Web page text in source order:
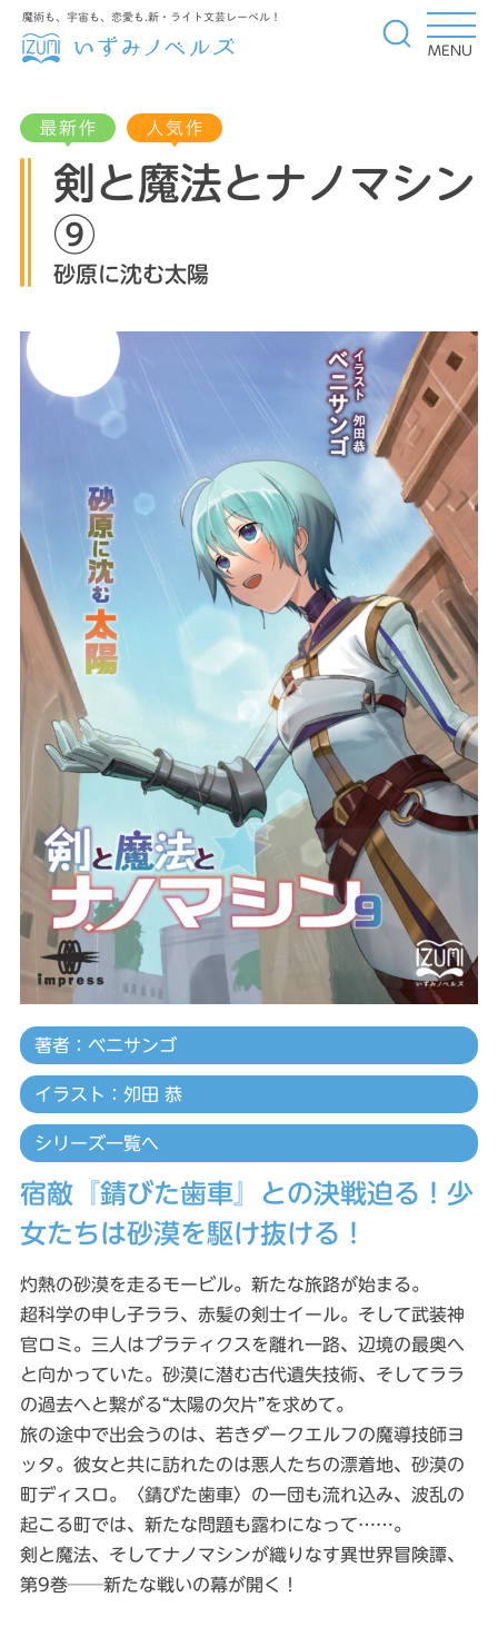
MENU
魔術も、宇宙も、恋愛も.新・ライト文芸レーベル！
剣と魔法とナノマシン
⑨
砂原に沈む太陽
宿敵『錆びた歯車』との決戦迫る！少
女たちは砂漠を駆け抜ける！
灼熱の砂漠を走るモービル。新たな旅路が始まる。
超科学の申し子ララ、赤髪の剣士イール。そして武装神
官ロミ。三人はプラティクスを離れ一路、辺境の最奥へ
と向かっていた。砂漠に潜む古代遺失技術、そしてララ
の過去へと繋がる“太陽の欠片”を求めて。
旅の途中で出会うのは、若きダークエルフの魔導技師ヨ
ッタ。彼女と共に訪れたのは悪人たちの漂着地、砂漠の
町ディスロ。〈錆びた歯車〉の一団も流れ込み、波乱の
起こる町では、新たな問題も露わになって……。
剣と魔法、そしてナノマシンが織りなす異世界冒険譚、
第9巻──新たな戦いの幕が開く！
著者：ベニサンゴ
イラスト：夘田 恭
シリーズ一覧へ